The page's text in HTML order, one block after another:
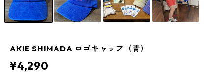
AKIE SHIMADA ロゴキャップ（青）
¥4,290